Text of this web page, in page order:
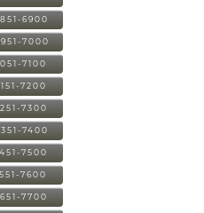
6900
7000
7100
7200
7300
7400
7500
7600
7700